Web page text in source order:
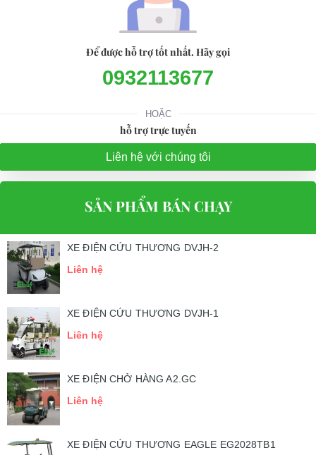
Để được hỗ trợ tốt nhất. Hãy gọi
0932113677
HOẶC
hỗ trợ trực tuyến
Liên hệ với chúng tôi
SẢN PHẨM BÁN CHẠY
XE ĐIỆN CỨU THƯƠNG DVJH-2
Liên hệ
XE ĐIỆN CỨU THƯƠNG DVJH-1
Liên hệ
XE ĐIỆN CHỞ HÀNG A2.GC
Liên hệ
XE ĐIỆN CỨU THƯƠNG EAGLE EG2028TB1